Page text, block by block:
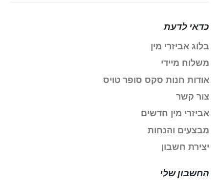
כדאי לדעת
בלוג אביזרי מין
משלוח מיידי
אודות חנות סקס סופר טויס
צור קשר
אביזרי מין חדשים
מבצעים והנחות
יצירת חשבון
החשבון שלי